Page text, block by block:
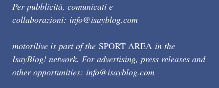
Per pubblicità, comunicati e
collaborazioni: info@isayblog.com
motorilive is part of the SPORT AREA in the
IsayBlog! network. For advertising, press releases and
other opportunities: info@isayblog.com